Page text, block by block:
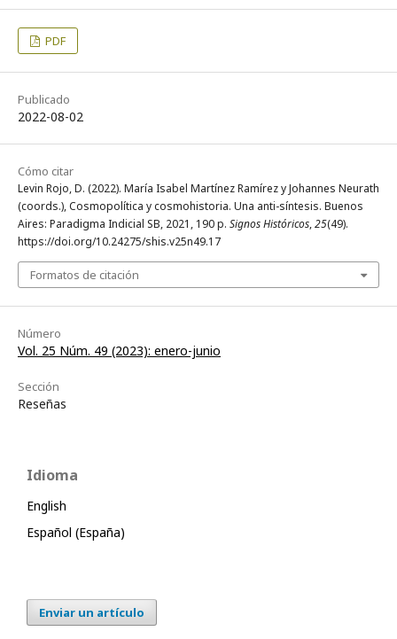
PDF
Publicado
2022-08-02
Cómo citar
Levin Rojo, D. (2022). María Isabel Martínez Ramírez y Johannes Neurath
(coords.), Cosmopolítica y cosmohistoria. Una anti-síntesis. Buenos
Aires: Paradigma Indicial SB, 2021, 190 p. Signos Históricos,25(49).
https://doi.org/10.24275/shis.v25n49.17
Formatos de citación
Número
Vol. 25 Núm. 49 (2023): enero-junio
Sección
Reseñas
Idioma
English
Español (España)
Enviar un artículo